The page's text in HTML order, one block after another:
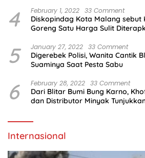
4 February 1, 2022 33 Comment
Diskopindag Kota Malang sebut
Goreng Satu Harga Sulit
5 January 27, 2022 33 Comment
Digerebek Polisi, Wanita Cantik
Suaminya Saat Pesta Sabu
6 February 28, 2022 33 Comment
Dari Blitar Bumi Bung Karno,
dan Distributor Minyak
Internasional